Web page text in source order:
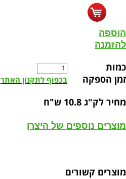
הוספה
להזמנה
כמות
זמן הספקה
בכפוף לתקנון האתר
מחיר לק"ג 10.8 ש"ח
מוצרים נוספים של היצרן
מוצרים קשורים